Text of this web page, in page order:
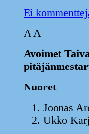
Ei
A A
Avoimet
Nuoret
Ukko